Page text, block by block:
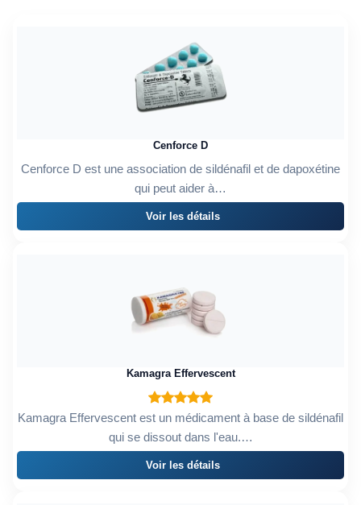
Cenforce D
Cenforce D est une association de sildénafil et de dapoxétine
qui peut aider à…
Voir les détails
Kamagra Effervescent
Kamagra Effervescent est un médicament à base de sildénafil
qui se dissout dans l'eau.…
Voir les détails